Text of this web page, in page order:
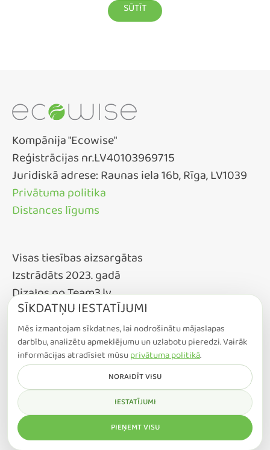
Kompānija "Ecowise"
Reģistrācijas nr.LV40103969715
Juridiskā adrese: Raunas iela 16b, Rīga, LV1039
Privātuma politika
Distances līgums
Visas tiesības aizsargātas
Izstrādāts 2023. gadā
DizaIns no Team3.lv
SĪKDATŅU IESTATĪJUMI
Mēs izmantojam sīkdatnes, lai nodrošinātu mājaslapas
darbību, analizētu apmeklējumu un uzlabotu pieredzi. Vairāk
informācijas atradīsiet mūsuprivātuma politikā.
NORAIDĪT VISU
IESTATĪJUMI
PIEŅEMT VISU
COOKIE IESTATĪJUMI